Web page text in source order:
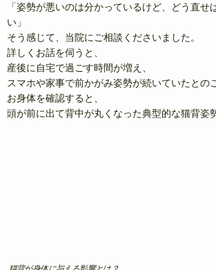
「姿勢が悪いのは分かっているけど、どう直せ
い」
そう感じて、当院にご相談くださいました。
詳しくお話を伺うと、
産後に自宅で過ごす時間が増え、
スマホや家事で前かがみ姿勢が続いていたとの
お身体を確認すると、
頭が前に出て背中が丸くなった典型的な猫背姿